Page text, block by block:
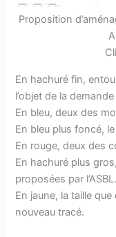
Proposition
En hachuré fin,
l’objet de la
En bleu, deux des
En bleu plus foncé,
En rouge, deux des
En hachuré plus
proposées par l’ASBL.
En jaune, la taille
nouveau tracé.